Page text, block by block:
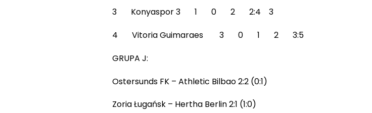
3 Konyaspor 3 1 0 2 2:4 3
4 Vitoria Guimaraes 3 0 1 2 3:5
GRUPA J:
Ostersunds FK – Athletic Bilbao 2:2 (0:1)
Zoria Ługańsk – Hertha Berlin 2:1 (1:0)